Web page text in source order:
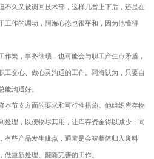
不久又被调回技术部，这样几番上下后，还是在
工作的调动，阿海心态也很平和，因为他懂得
繁，事务细琐，也可能会与职工产生点矛盾，
工交心、做心灵沟通的工作。阿海认为，只要自
能沟通好。
本节支方面的要求和可行性措施。他组织库存物
处理，以便物尽其用，让库存资金得以减少；同
有些产品发生疵点，通常是会被整体归入废料
重新处理、翻新完善的工作。